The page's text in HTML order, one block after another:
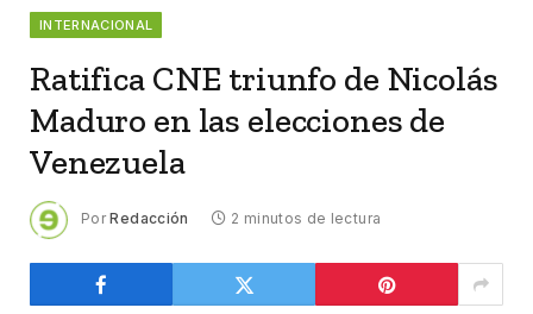
INTERNACIONAL
Ratifica CNE triunfo de Nicolás
Maduro en las elecciones de
Venezuela
Por Redacción 2 minutos de lectura